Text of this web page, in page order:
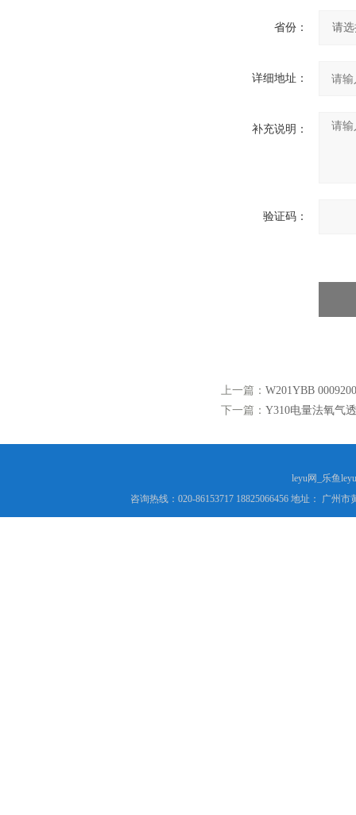
省份：
详细地址：
补充说明：
验证码：
上一篇： W201YBB
下一篇： Y310电量法氧气
leyu网_乐鱼
咨询热线：020-86153717 18825066456 地址： 广州